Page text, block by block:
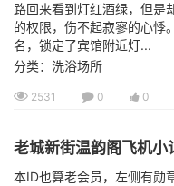
路回来看到灯红酒绿，但是
的权限，伤不起寂寥的心悸
名，锁定了宾馆附近灯...
分类：洗浴场所
2531 0 0
老城新街温韵阁飞机小
本ID也算老会员，左侧有勋